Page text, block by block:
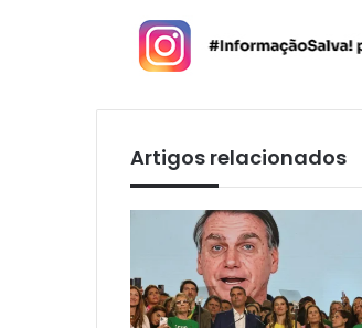
Artigos relacionados